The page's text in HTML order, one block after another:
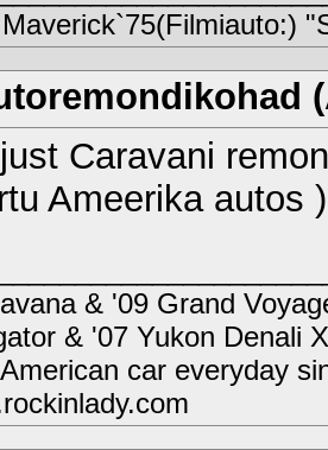
Caravani
Ameerika autos )
& '09 Grand
& '07 Yukon Denali
car everyday